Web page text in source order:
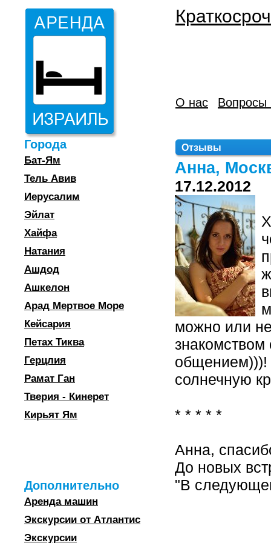
О нас Вопросы
Города
Бат-Ям
Тель Авив
Иерусалим
Эйлат
Хайфа
Натания
Ашдод
Ашкелон
Арад Мертвое Море
Кейсария
Петах Тиква
Герцлия
Рамат Ган
Тверия - Кинерет
Кирьят Ям
Дополнительно
Аренда машин
Экскурсии от Атлантис
Экскурсии
Отзывы
Анна,
17.12.2012
можно или
общением)))!
солнечную
* * * * *
Анна,
До новых
"В